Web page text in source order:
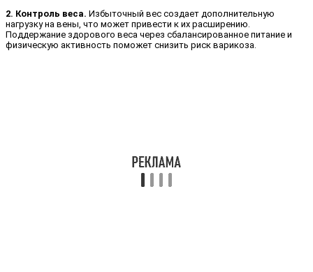
2. Контроль веса. Избыточный вес создает дополнительную
нагрузку на вены, что может привести к их расширению.
Поддержание здорового веса через сбалансированное питание и
физическую активность поможет снизить риск варикоза.